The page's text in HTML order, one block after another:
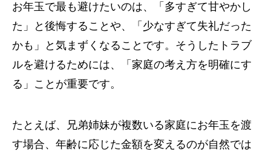
お年玉で最も避けたいのは、「多すぎて甘やかし
た」と後悔することや、「少なすぎて失礼だった
かも」と気まずくなることです。そうしたトラブ
ルを避けるためには、「家庭の考え方を明確にす
る」ことが重要です。
たとえば、兄弟姉妹が複数いる家庭にお年玉を渡
す場合、年齢に応じた金額を変えるのが自然では